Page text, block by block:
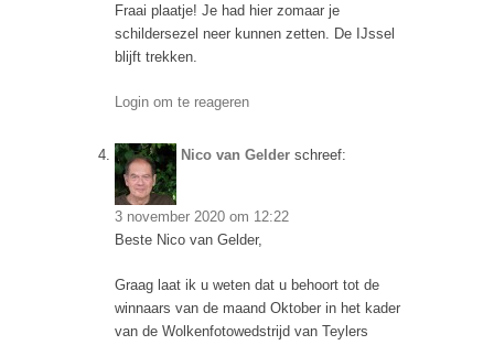
Fraai plaatje! Je had hier zomaar je
schildersezel neer kunnen zetten. De IJssel
blijft trekken.
Login om te reageren
Nico van Gelder schreef:
3 november 2020 om 12:22
Beste Nico van Gelder,
Graag laat ik u weten dat u behoort tot de
winnaars van de maand Oktober in het kader
van de Wolkenfotowedstrijd van Teylers